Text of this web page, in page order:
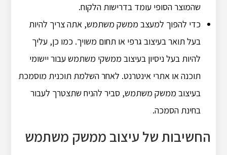
שהמוצר הסופי עומד בדרישות הלקוח.
כדי להפוך למעצב ממשק משתמש, אתה צריך להיות
בעל תואר בעיצוב גרפי או תחום משויך. כמו כן, עליך
להיות בעל ניסיון בעיצוב ממשקי משתמש עבור יישומי
תוכנה או אתרי אינטרנט. לאחר השלמת תוכנית מוסמכת
בעיצוב ממשק משתמש, סביר להניח שתצטרך לעבור
בחינת הסמכה.
החשיבות של עיצוב ממשק משתמש